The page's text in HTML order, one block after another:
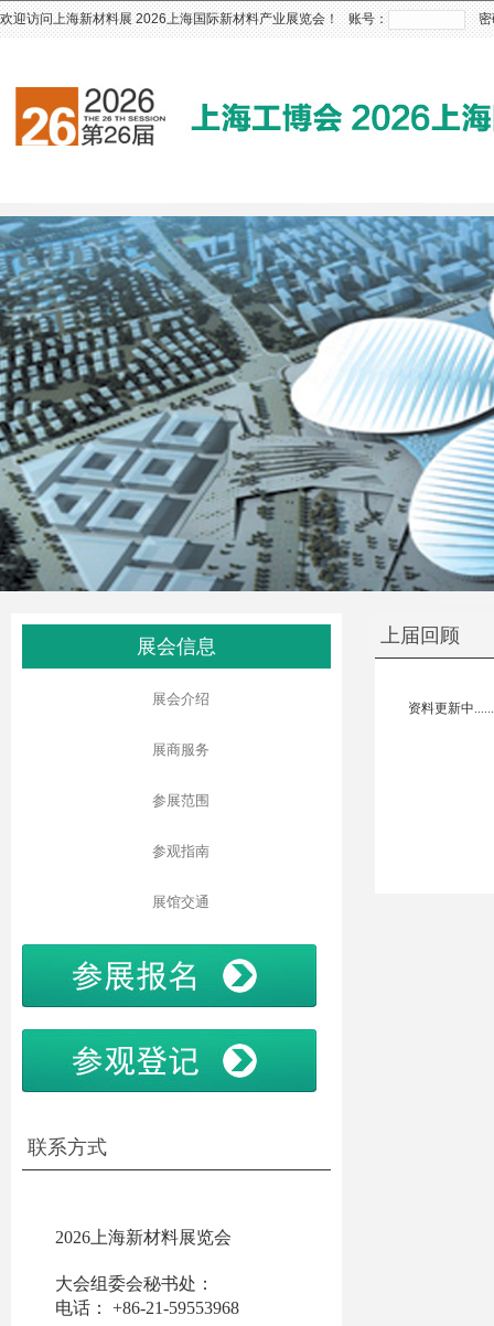
欢迎访问上海新材料展 2026上海国际新材料产业展览会！ 账号： 密
展会信息
展会介绍
展商服务
参展范围
参观指南
展馆交通
联系方式
2026上海新材料展览会
大会组委会秘书处：
电话： +86-21-59553968
上届回顾
资料更新中......